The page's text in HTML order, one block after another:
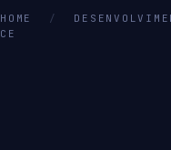
HOME /
CE